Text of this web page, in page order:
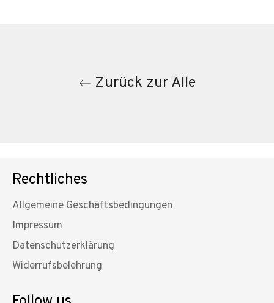
Zurück zur Alle
Rechtliches
Allgemeine Geschäftsbedingungen
Impressum
Datenschutzerklärung
Widerrufsbelehrung